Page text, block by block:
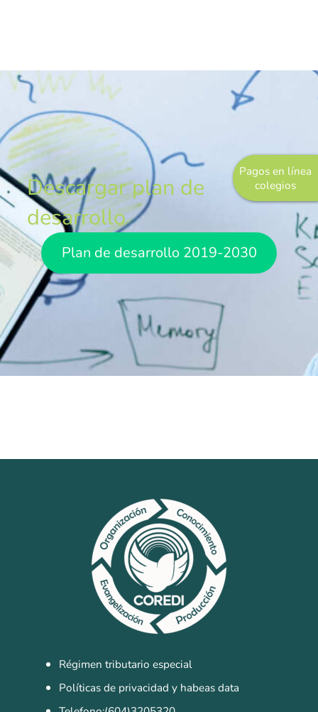
Pagos en línea
colegios
Pastoral
Direccionamiento
Estratégico
Objetivos Estratégicos
Plan de Desarrollo
Innovación y Desarrollo
COREDI Publicaciones y
COREDI Inmobiliaria y
COREDI Bioventas
Seguridad y Salud en el Trabajo
Descargar plan de
desarrollo
Plan de desarrollo 2019-2030
Régimen tributario especial
Políticas de privacidad y habeas data